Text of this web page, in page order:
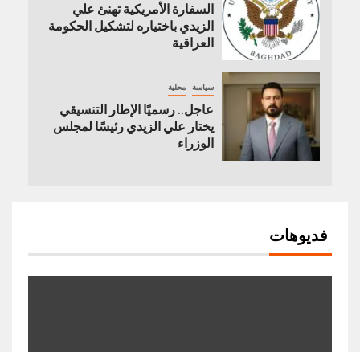
السفارة الأمريكية تهنئ علي
الزيدي باختياره لتشكيل الحكومة
العراقية
سياسة محلية
عاجل.. رسميًا الإطار التنسيقي
يختار علي الزيدي رئيسًا لمجلس
الوزراء
فديوهات